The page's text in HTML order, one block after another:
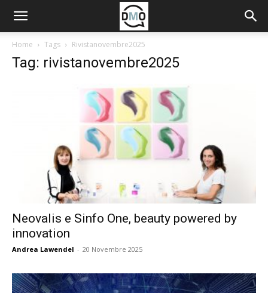
Home Tags Rivistanovembre2025
Tag: rivistanovembre2025
Neovalis e Sinfo One, beauty powered by
innovation
Andrea Lawendel - 20 Novembre 2025